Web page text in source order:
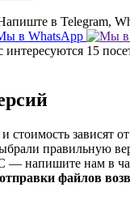
в Telegram,
интересуются 15
зависят
правильную
— напишите нам в
файлов